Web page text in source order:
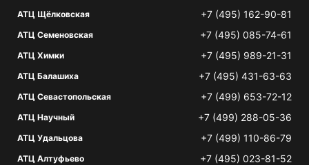
АТЦ Щёлковская +7 (495) 162-90-81
АТЦ Семеновская +7 (495) 085-74-61
АТЦ Химки +7 (495) 989-21-31
АТЦ Балашиха +7 (495) 431-63-63
АТЦ Севастопольская +7 (499) 653-72-12
АТЦ Научный +7 (499) 288-05-36
АТЦ Удальцова +7 (499) 110-86-79
АТЦ Алтуфьево +7 (495) 023-81-52